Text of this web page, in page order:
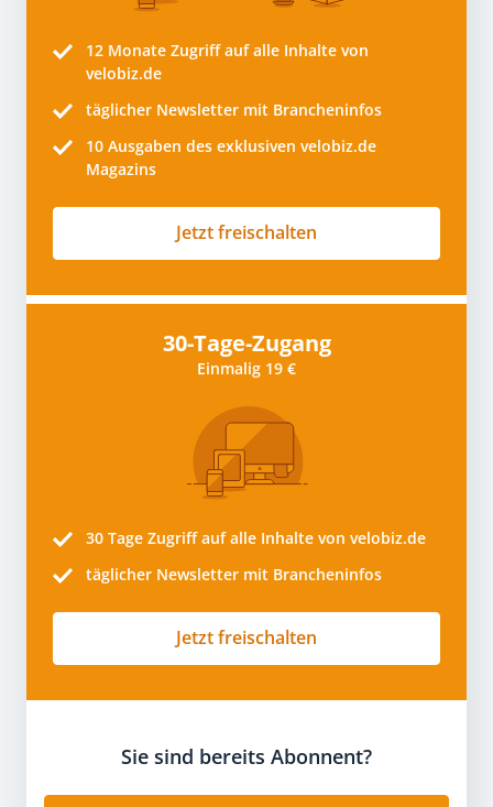
12 Monate Zugriff auf alle Inhalte von
velobiz.de
täglicher Newsletter mit Brancheninfos
10 Ausgaben des exklusiven velobiz.de
Magazins
Jetzt freischalten
30-Tage-Zugang
Einmalig 19 €
30 Tage Zugriff auf alle Inhalte von velobiz.de
täglicher Newsletter mit Brancheninfos
Jetzt freischalten
Sie sind bereits Abonnent?